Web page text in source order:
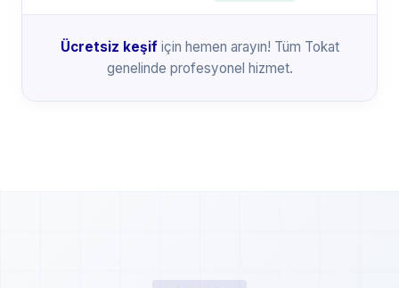
Ücretsiz keşifiçin hemen arayın! Tüm Tokat
genelinde profesyonel hizmet.